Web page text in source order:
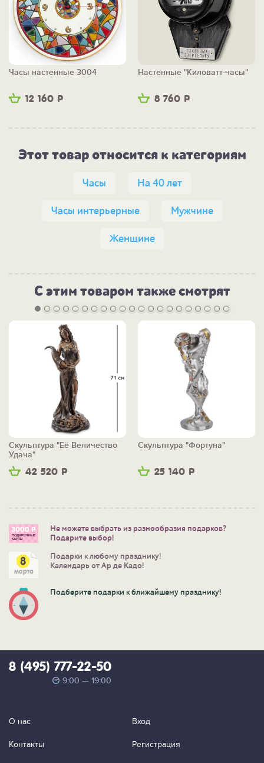
12 160 Р
Часы настенные 3004
8 760 Р
Настенные "Киловатт-часы"
Этот товар относится к категориям
Часы На 40 лет
Часы интерьерные Мужчине
Женщине
С этим товаром также смотрят
42 520 Р
Скульптура "Её Величество
Удача"
25 140 Р
Скульптура "Фортуна"
Не можете выбрать из разнообразия подарков?
Подарите выбор!
Подарки к любому празднику!
Календарь от Ар де Кадо!
Подберите подарки к ближайшему празднику!
8 (495) 777-22-50
9:00 — 19:00
О нас
Контакты
Вход
Регистрация